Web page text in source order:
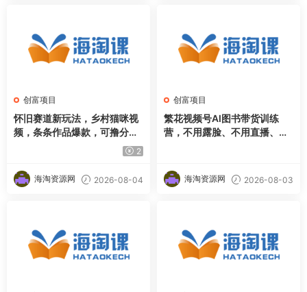
创富项目
怀旧赛道新玩法，乡村猫咪视
频，条条作品爆款，可撸分成
计划，新手也可快速起号，详2
海淘资源网 2026-08-04
创富项目
繁花视频号AI图书带货训练
营，不用露脸、不用直播、不
海淘资源网 2026-08-03